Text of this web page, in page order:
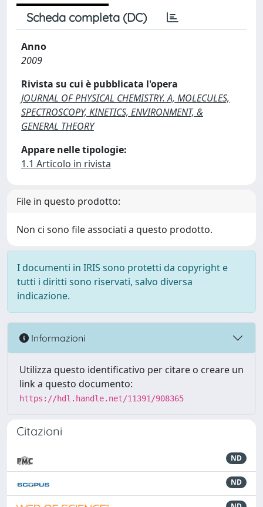
Scheda completa (DC)
Anno
2009
Rivista su cui è pubblicata l'opera
JOURNAL OF PHYSICAL CHEMISTRY. A, MOLECULES,
SPECTROSCOPY, KINETICS, ENVIRONMENT, &
GENERAL THEORY
Appare nelle tipologie:
1.1 Articolo in rivista
File in questo prodotto:
Non ci sono file associati a questo prodotto.
I documenti in IRIS sono protetti da copyright e
tutti i diritti sono riservati, salvo diversa
indicazione.
Informazioni
Utilizza questo identificativo per citare o creare un
link a questo documento:
https://hdl.handle.net/11391/908365
Citazioni
ND
ND